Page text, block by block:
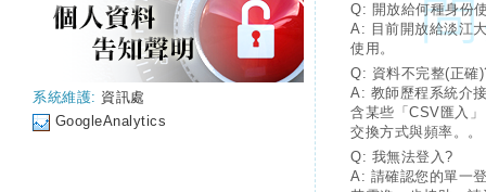
系統維護: 資訊處
GoogleAnalytics
Q: 開放給何種身份
A: 目前開放給淡江
使用。
Q: 資料不完整(正確
A: 教師歷程系統介
含某些「CSV匯入
交換方式與頻率。。
Q: 我無法登入?
A: 請確認您的單一